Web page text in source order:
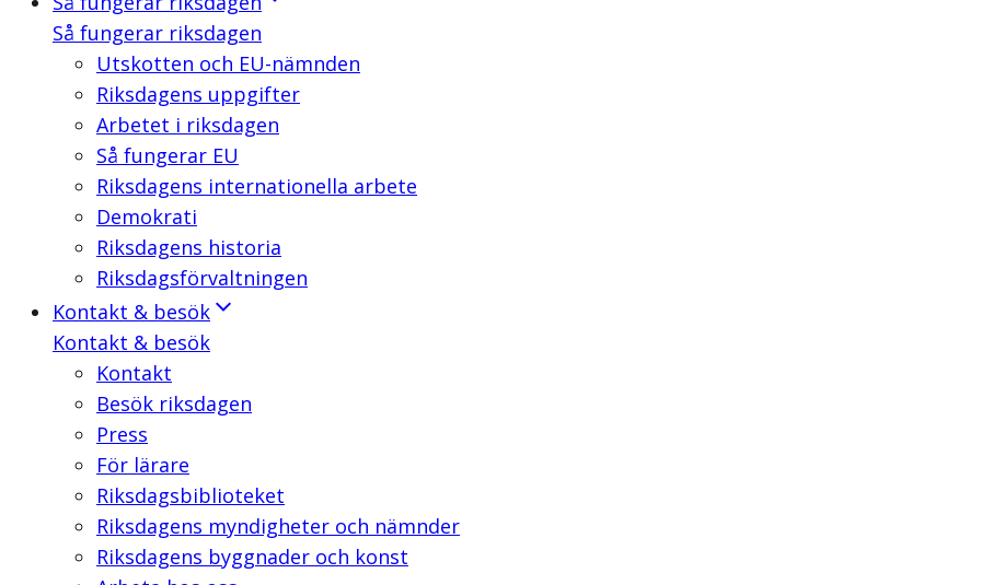
Så fungerar riksdagen
Utskotten och EU-nämnden
Riksdagens uppgifter
Arbetet i riksdagen
Så fungerar EU
Riksdagens internationella arbete
Demokrati
Riksdagens historia
Riksdagsförvaltningen
Kontakt & besök
Kontakt & besök
Kontakt
Besök riksdagen
Press
För lärare
Riksdagsbiblioteket
Riksdagens myndigheter och nämnder
Riksdagens byggnader och konst